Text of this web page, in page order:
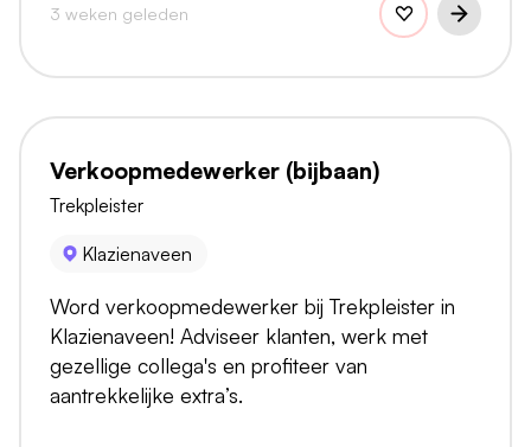
3 weken geleden
Verkoopmedewerker (bijbaan)
Trekpleister
Klazienaveen
Word verkoopmedewerker bij Trekpleister in
Klazienaveen! Adviseer klanten, werk met
gezellige collega's en profiteer van
aantrekkelijke extra’s.